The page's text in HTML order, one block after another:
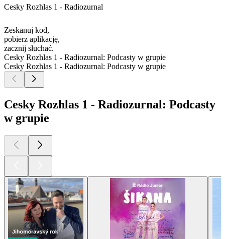
Cesky Rozhlas 1 - Radiozurnal
Zeskanuj kod,
pobierz aplikację,
zacznij słuchać.
Cesky Rozhlas 1 - Radiozurnal: Podcasty w grupie
Cesky Rozhlas 1 - Radiozurnal: Podcasty w grupie
Cesky Rozhlas 1 - Radiozurnal: Podcasty
w grupie